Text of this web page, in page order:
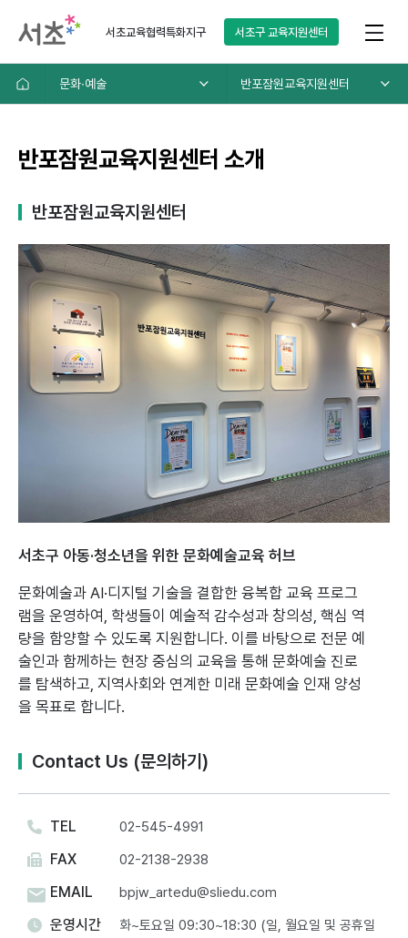
서초교육협력특화지구 서초구교육지원센터
문화∙예술 반포잠원교육지원센터
반포잠원교육지원센터 소개
반포잠원교육지원센터
서초구 아동·청소년을 위한 문화예술교육 허브
문화예술과 AI·디지털 기술을 결합한 융복합 교육 프로그
램을 운영하여, 학생들이 예술적 감수성과 창의성, 핵심 역
량을 함양할 수 있도록 지원합니다. 이를 바탕으로 전문 예
술인과 함께하는 현장 중심의 교육을 통해 문화예술 진로
를 탐색하고, 지역사회와 연계한 미래 문화예술 인재 양성
을 목표로 합니다.
Contact Us (문의하기)
TEL 02-545-4991
FAX 02-2138-2938
EMAIL bpjw_artedu@sliedu.com
운영시간
화~토요일 09:30~18:30 (일, 월요일 및 공휴일